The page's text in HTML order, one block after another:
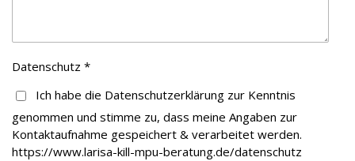
Datenschutz *
Ich habe die Datenschutzerklärung zur Kenntnis
genommen und stimme zu, dass meine Angaben zur
Kontaktaufnahme gespeichert & verarbeitet werden.
https://www.larisa-kill-mpu-beratung.de/datenschutz